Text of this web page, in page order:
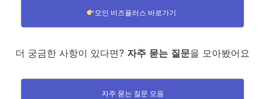
모인 비즈플러스 바로가기
더 궁금한 사항이 있다면? 자주 묻는 질문을 모아봤어요
자주 묻는 질문 모음